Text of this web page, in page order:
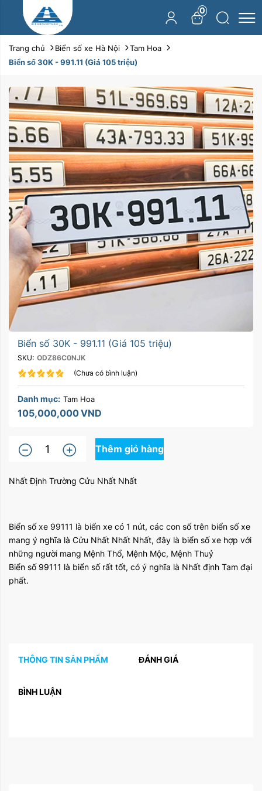
0
Trang chủ Biển số xe Hà Nội
Tam Hoa
Biển số 30K - 991.11 (Giá 105 triệu)
Biển số 30K - 991.11 (Giá 105 triệu)
SKU: ODZ86C0NJK
(Chưa có bình luận)
Danh mục: Tam Hoa
105,000,000VND
Thêm giỏ hàng
Nhất Định Trường Cửu Nhất Nhất
Biển số xe 99111 là biển xe có 1 nút, các con số trên biển số xe
mang ý nghĩa là Cửu Nhất Nhất Nhất, đây là biển số xe hợp với
những người mang Mệnh Thổ, Mệnh Mộc, Mệnh Thuỷ
Biển số 99111 là biển số rất tốt, có ý nghĩa là Nhất định Tam đại
phất.
THÔNG TIN SẢN PHẨM ĐÁNH GIÁ
BÌNH LUẬN